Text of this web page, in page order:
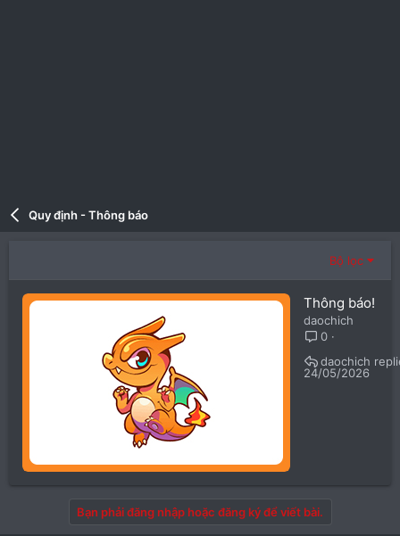
Quy định - Thông báo
Bộ lọc
Thông báo!
daochich
0
24/05/2026
daochich
Bạn phải đăng nhập hoặc đăng ký để viết bài.